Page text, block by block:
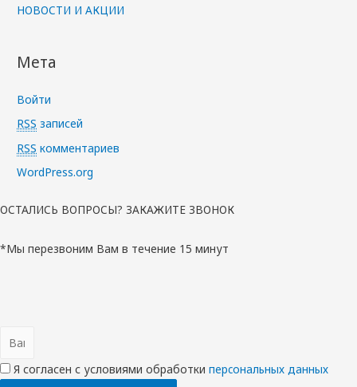
НОВОСТИ И АКЦИИ
Мета
Войти
RSS записей
RSS комментариев
WordPress.org
ОСТАЛИСЬ ВОПРОСЫ? ЗАКАЖИТЕ ЗВОНОК
*Мы перезвоним Вам в течение 15 минут
Я согласен с условиями обработки перcональных данных